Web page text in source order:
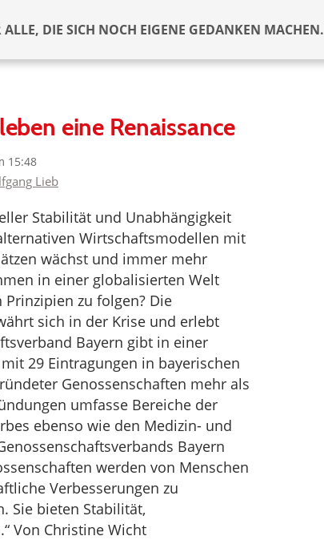
ALLE, DIE SICH NOCH EIGENE GEDANKEN MACHEN.
eine Renaissance
15:48
Lieb
Stabilität und Unabhängigkeit
Wirtschaftsmodellen mit
wächst und immer mehr
in einer globalisierten Welt
zu folgen? Die
sich in der Krise und erlebt
Bayern gibt in einer
29 Eintragungen in bayerischen
Genossenschaften mehr als
umfasse Bereiche der
ebenso wie den Medizin- und
Bayern
werden von Menschen
Verbesserungen zu
Sie bieten Stabilität,
Von Christine Wicht